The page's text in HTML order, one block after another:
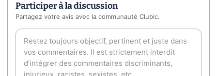
Participer à la discussion
Partagez votre avis avec la communauté Clubic.